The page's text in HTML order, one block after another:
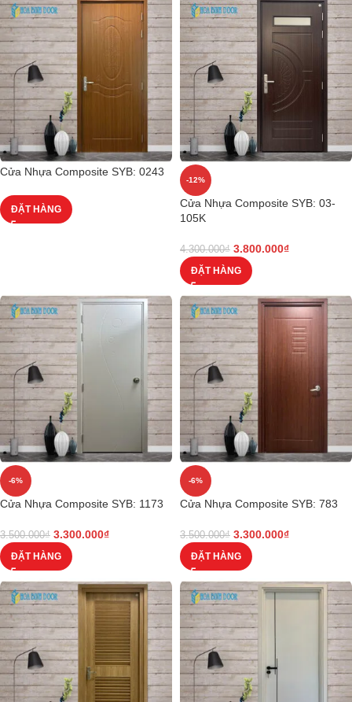
Cửa Nhựa Composite SYB: 0243
ĐẶT HÀNG
-12%
Cửa Nhựa Composite SYB: 03-
105K
4.300.000₫ 3.800.000₫
ĐẶT HÀNG
-6%
Cửa Nhựa Composite SYB: 1173
3.500.000₫ 3.300.000₫
ĐẶT HÀNG
-6%
Cửa Nhựa Composite SYB: 783
3.500.000₫ 3.300.000₫
ĐẶT HÀNG